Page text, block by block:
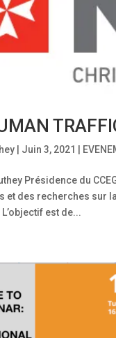
| Juin 3, 2021 |
Présidence du
et des recherches sur
est de...